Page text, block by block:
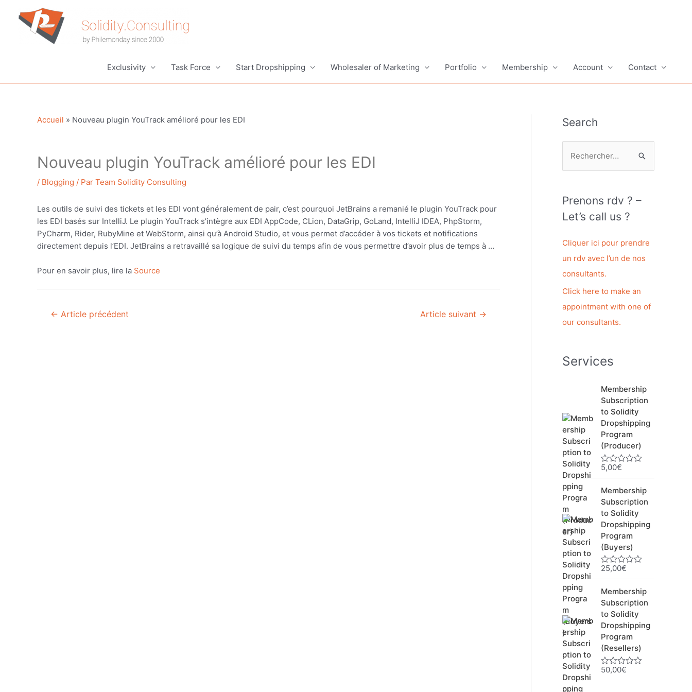
contenu
Exclusivity Task Force Start Dropshipping Wholesaler of Marketing Portfolio Membership Account Contact
Accueil » Nouveau plugin YouTrack amélioré pour les EDI
Nouveau plugin YouTrack amélioré pour les EDI
/ Blogging / Par Team Solidity Consulting
Les outils de suivi des tickets et les EDI vont généralement de pair, c’est pourquoi JetBrains a remanié le plugin YouTrack pour
les EDI basés sur IntelliJ. Le plugin YouTrack s’intègre aux EDI AppCode, CLion, DataGrip, GoLand, IntelliJ IDEA, PhpStorm,
PyCharm, Rider, RubyMine et WebStorm, ainsi qu’à Android Studio, et vous permet d’accéder à vos tickets et notifications
directement depuis l’EDI. JetBrains a retravaillé sa logique de suivi du temps afin de vous permettre d’avoir plus de temps à …
Pour en savoir plus, lire la Source
Navigation
← Article précédent Article suivant →
Search
h
e
c
h
e
r
Prenons rdv ? –
Let’s call us ?
Cliquer ici pour prendre
un rdv avec l’un de nos
consultants.
Click here to make an
appointment with one of
our consultants.
Services
Membership
Subscription
to Solidity
Dropshipping
Program
(Producer)
N
o
e
0
u
r
5
5,00€
Membership
Subscription
to Solidity
Dropshipping
Program
(Buyers)
N
o
e
0
u
r
5
25,00€
Membership
Subscription
to Solidity
Dropshipping
Program
(Resellers)
N
50,00€